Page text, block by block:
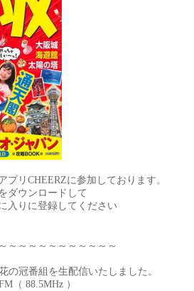
プリCHEERZに参加しております。
ダウンロードして
入りに登録してください
～～～～～～～～～～～
の冠番組を生配信いたしました。
（ 88.5MHz ）